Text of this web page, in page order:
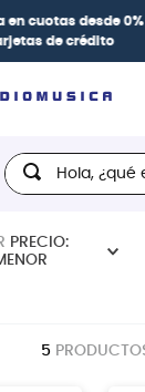
Paga conhasta
Diners, BBVA e
Hola, ¿qué
PRECIO:
5